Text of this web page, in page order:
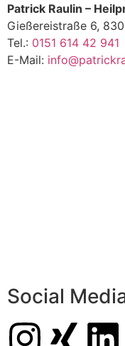
Patrick Raulin –
Gießereistraße 6,
Tel.: 0151 614 42 941
E-Mail:
Social